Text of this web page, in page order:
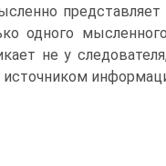
одного
не у